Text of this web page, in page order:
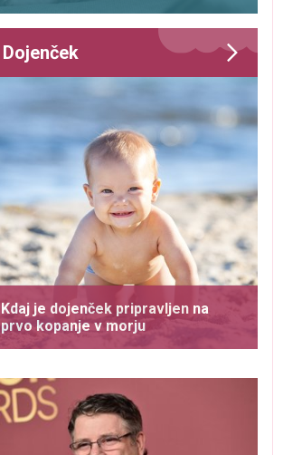
Dojenček
Kdaj je dojenček pripravljen na
prvo kopanje v morju